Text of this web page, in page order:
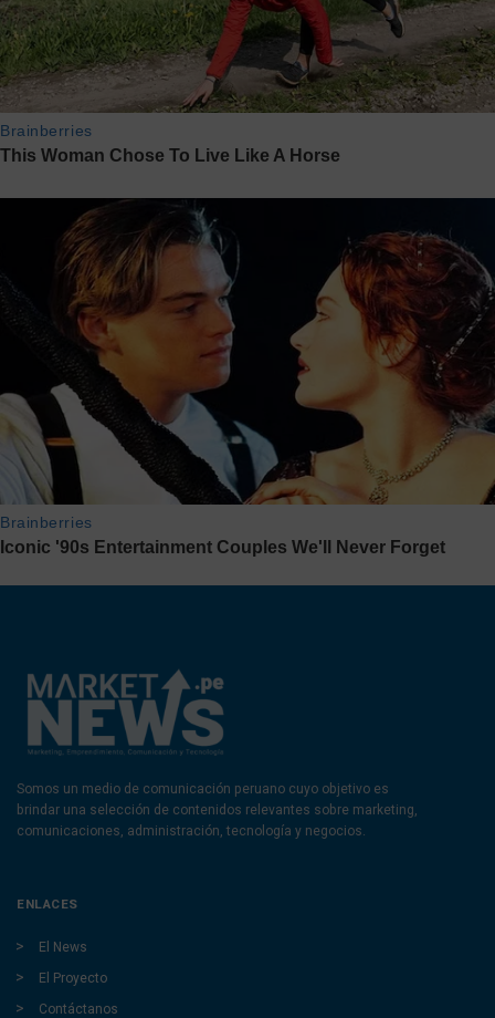
Somos un medio de comunicación peruano cuyo objetivo es
brindar una selección de contenidos relevantes sobre marketing,
comunicaciones, administración, tecnología y negocios.
ENLACES
El News
El Proyecto
Contáctanos